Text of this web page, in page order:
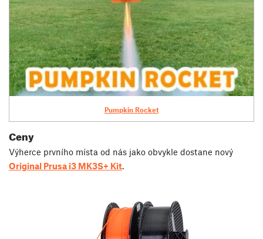
Pumpkin Rocket
Ceny
Výherce prvního místa od nás jako obvykle dostane nový
Original Prusa i3 MK3S+ Kit.